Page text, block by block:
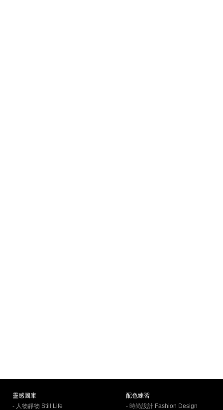
靈感圖庫
- 人物靜物 Still Life
配色練習
- 時尚設計 Fashion Design